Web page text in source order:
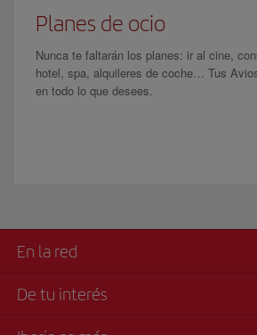
Planes de ocio
Nunca te faltarán los planes: ir al cine,
hotel, spa, alquileres de coche… Tus
en todo lo que desees.
En la red
De tu interés